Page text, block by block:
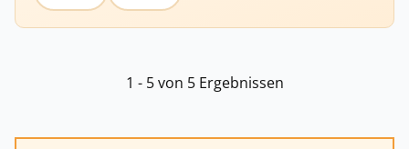
1 - 5 von 5 Ergebnissen